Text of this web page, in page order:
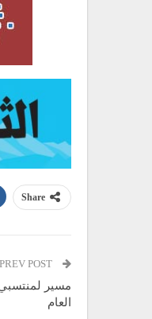
Share
مسير لمنتسبي
العام